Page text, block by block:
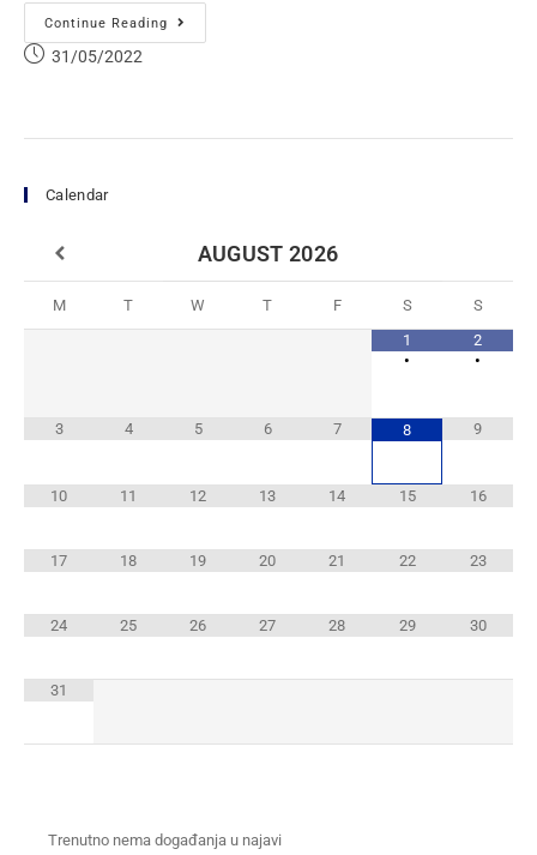
Continue Reading
31/05/2022
Calendar
AUGUST 2026
M T W T F S
S
1
•
2
•
3 4 5 6 7 8 9
10 11 12 13 14 15 16
17 18 19 20 21 22 23
24 25 26 27 28 29 30
31
Trenutno nema događanja u najavi